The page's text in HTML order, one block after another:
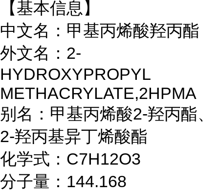
【基本信息】
中文名：甲基丙烯酸羟丙酯
外文名：2-
HYDROXYPROPYL
METHACRYLATE,2HPMA
别名： 甲基丙烯酸2-羟丙酯、
2-羟丙基异丁烯酸酯
化学式：C7H12O3
分子量：144.168